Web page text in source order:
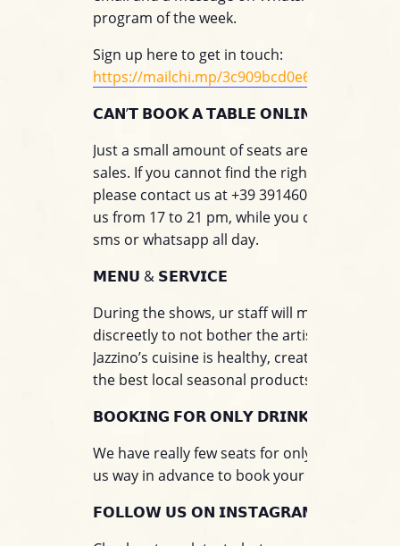
program of the week.
Sign up here to get in touch:
https://mailchi.mp/3c909bcd0e60/
𝗖𝗔𝗡’𝗧 𝗕𝗢𝗢𝗞 𝗔 𝗧𝗔𝗕𝗟𝗘 𝗢𝗡𝗟𝗜𝗡𝗘?
Just a small amount of seats are available for
sales. If you cannot find the right table for
please contact us at +39 3914603924. You
us from 17 to 21 pm, while you can write to
sms or whatsapp all day.
𝗠𝗘𝗡𝗨 & 𝗦𝗘𝗥𝗩𝗜𝗖𝗘
During the shows, ur staff will move around
discreetly to not bother the artists on stage.
Jazzino’s cuisine is healthy, creative and
the best local seasonal products.
𝗕𝗢𝗢𝗞𝗜𝗡𝗚 𝗙𝗢𝗥 𝗢𝗡𝗟𝗬 𝗗𝗥𝗜𝗡𝗞
We have really few seats for only drinks.
us way in advance to book your seat only for
𝗙𝗢𝗟𝗟𝗢𝗪 𝗨𝗦 𝗢𝗡 𝗜𝗡𝗦𝗧𝗔𝗚𝗥𝗔𝗠!